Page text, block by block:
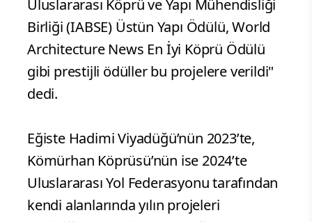
Uluslararası Köprü ve Yapı Mühendisliği
Birliği (IABSE) Üstün Yapı Ödülü, World
Architecture News En İyi Köprü Ödülü
gibi prestijli ödüller bu projelere verildi"
dedi.
Eğiste Hadimi Viyadüğü’nün 2023’te,
Kömürhan Köprüsü’nün ise 2024’te
Uluslararası Yol Federasyonu tarafından
kendi alanlarında yılın projeleri